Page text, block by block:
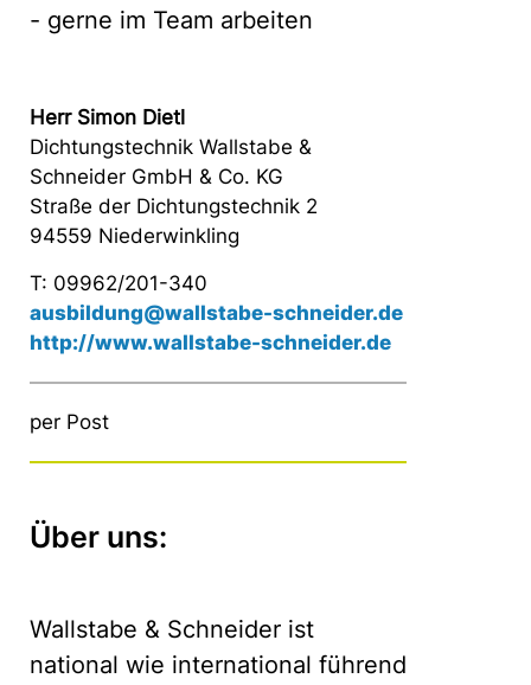
- gerne im Team arbeiten
Herr Simon Dietl
Dichtungstechnik Wallstabe &
Schneider GmbH & Co. KG
Straße der Dichtungstechnik 2
94559 Niederwinkling
T: 09962/201-340
ausbildung@wallstabe-schneider.de
http://www.wallstabe-schneider.de
per Post
Über uns:
Wallstabe & Schneider ist
national wie international führend